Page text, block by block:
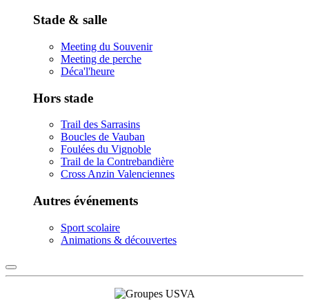
Stade & salle
Meeting du Souvenir
Meeting de perche
Déca'l'heure
Hors stade
Trail des Sarrasins
Boucles de Vauban
Foulées du Vignoble
Trail de la Contrebandière
Cross Anzin Valenciennes
Autres événements
Sport scolaire
Animations & découvertes